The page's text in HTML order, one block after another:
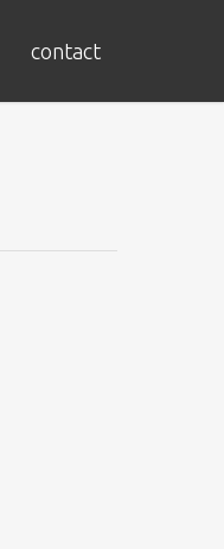
contact